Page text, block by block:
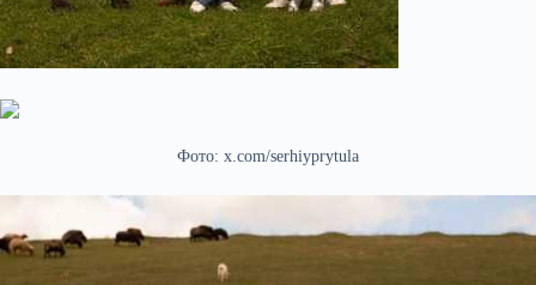
Фото: x.com/serhiyprytula